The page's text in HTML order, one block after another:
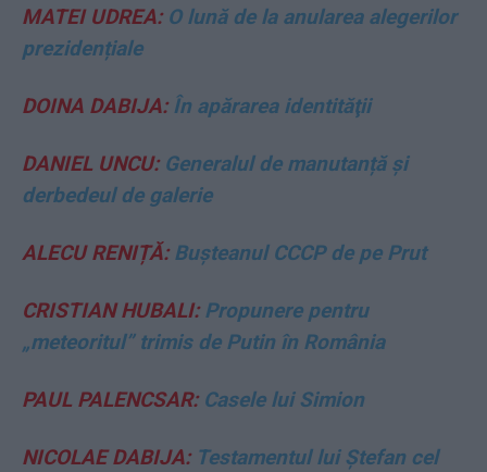
MATEI UDREA:O lună de la anularea alegerilor
prezidențiale
DOINA DABIJA:În apărarea identităţii
DANIEL UNCU:Generalul de manutanță și
derbedeul de galerie
ALECU RENIȚĂ:Bușteanul CCCP de pe Prut
CRISTIAN HUBALI:Propunere pentru
„meteoritul” trimis de Putin în România
PAUL PALENCSAR:Casele lui Simion
NICOLAE DABIJA:Testamentul lui Ştefan cel